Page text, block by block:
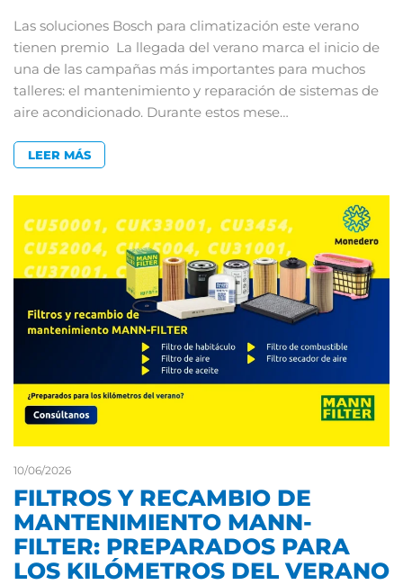
Las soluciones Bosch para climatización este verano
tienen premio La llegada del verano marca el inicio de
una de las campañas más importantes para muchos
talleres: el mantenimiento y reparación de sistemas de
aire acondicionado. Durante estos mese…
LEER MÁS
10/06/2026
FILTROS Y RECAMBIO DE
MANTENIMIENTO MANN-
FILTER: PREPARADOS PARA
LOS KILÓMETROS DEL VERANO